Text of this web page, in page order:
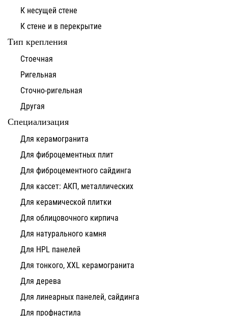
К несущей стене
К стене и в перекрытие
Тип крепления
Стоечная
Ригельная
Сточно-ригельная
Другая
Специализация
Для керамогранита
Для фиброцементных плит
Для фиброцементного сайдинга
Для кассет: АКП, металлических
Для керамической плитки
Для облицовочного кирпича
Для натурального камня
Для HPL панелей
Для тонкого, XXL керамогранита
Для дерева
Для линеарных панелей, сайдинга
Для профнастила